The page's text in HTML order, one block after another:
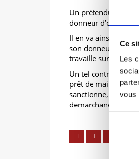
Ce
Les
vous
du
Un prétendu contrat
donneur d’ordre de
Il en va ainsi
son donneur
travaille sur le
Un tel contrat
prêt de main
sanctionne,
demarchandage